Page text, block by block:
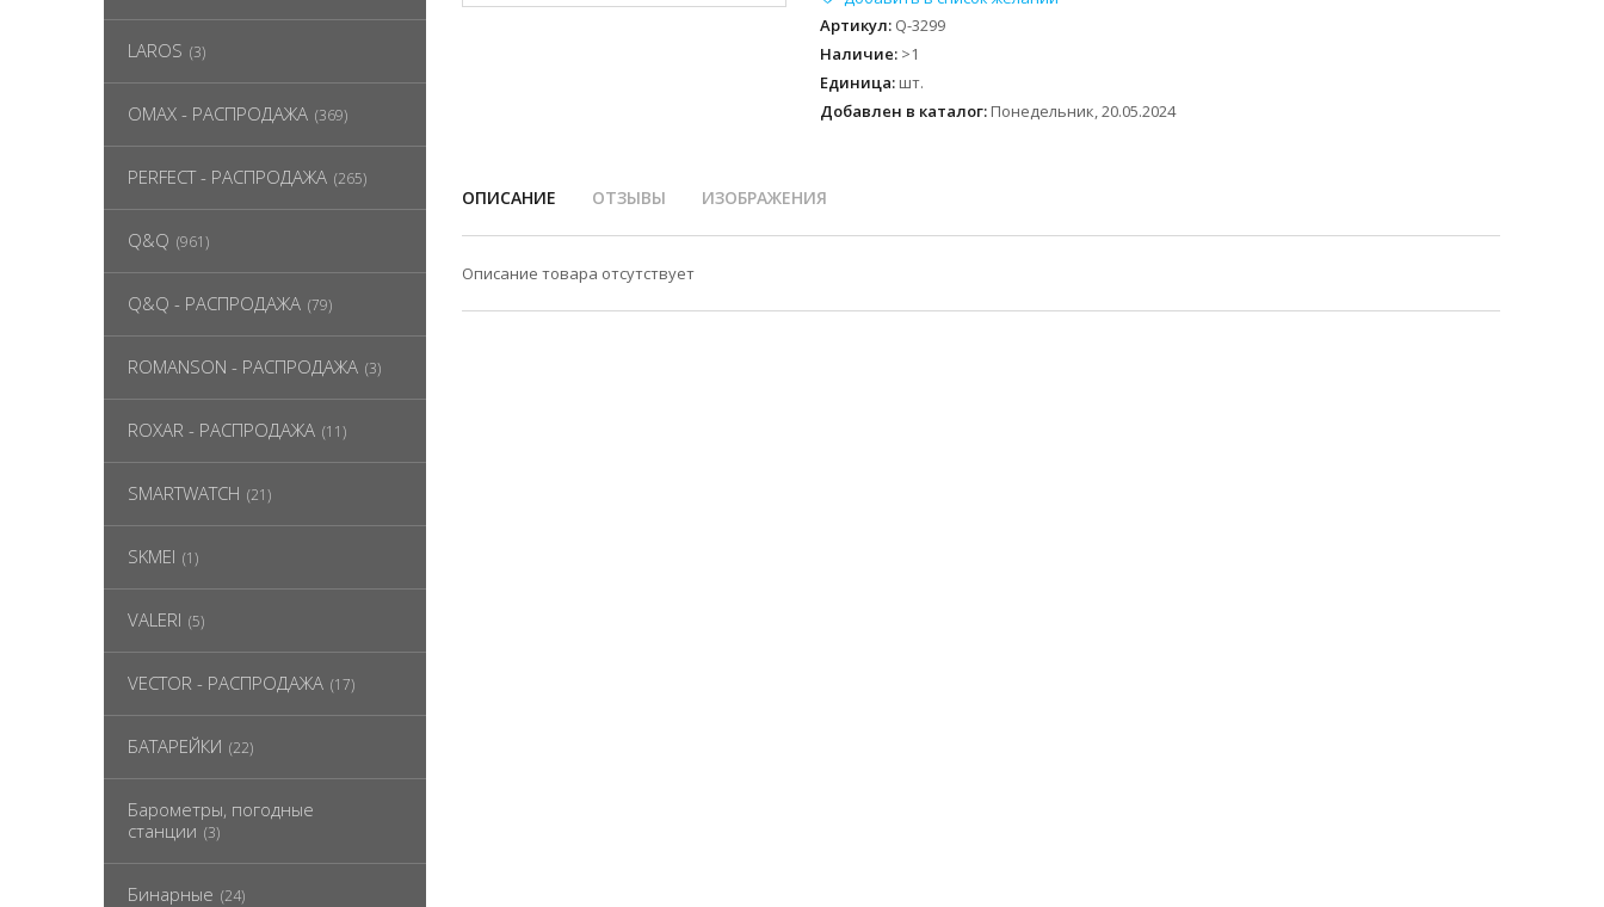
Артикул: Q-3299
Наличие: >1
Единица: шт.
Добавлен в каталог: Понедельник, 20.05.2024
ОПИСАНИЕ ОТЗЫВЫ ИЗОБРАЖЕНИЯ
Описание товара отсутствует
LAROS (3)
OMAX - РАСПРОДАЖА (369)
PERFECT - РАСПРОДАЖА (265)
Q&Q (961)
Q&Q - РАСПРОДАЖА (79)
ROMANSON - РАСПРОДАЖА (3)
ROXAR - РАСПРОДАЖА (11)
SMARTWATCH (21)
SKMEI (1)
VALERI (5)
VECTOR - РАСПРОДАЖА (17)
БАТАРЕЙКИ (22)
Барометры, погодные
станции (3)
Бинарные (24)